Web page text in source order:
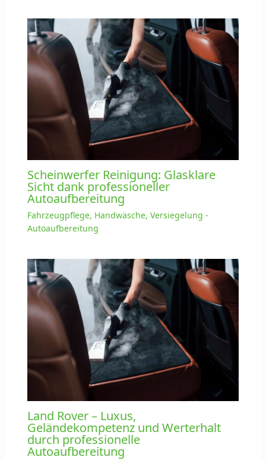
Scheinwerfer Reinigung: Glasklare
Sicht dank professioneller
Autoaufbereitung
Fahrzeugpflege, Handwäsche, Versiegelung -
Autoaufbereitung
Land Rover – Luxus,
Geländekompetenz und Werterhalt
durch professionelle
Autoaufbereitung